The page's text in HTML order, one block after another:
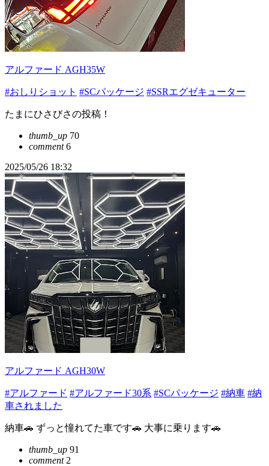
アルファード AGH35W
#おしりショット #SCパッケージ #SSRエグゼキューター
たまにひさびさの投稿！
thumb_up 70
comment6
2025/05/26 18:32
アルファード AGH30W
#アルファード #アルファード30系 #SCパッケージ #納車 #納
車されました
納車🚗 ずっと憧れてた車です🚗 大事に乗ります🚗
thumb_up 91
comment2